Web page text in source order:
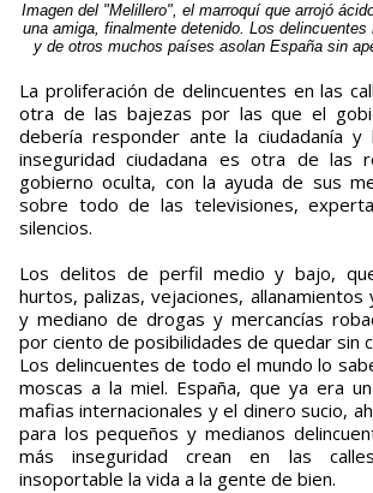
Imagen del "Melillero", el marroquí que arrojó
una amiga, finalmente detenido. Los delincuentes
y de otros muchos países asolan España sin
La proliferación de delincuentes en las calles de España es
otra de las bajezas por las que el
debería responder ante la ciudadanía y
inseguridad ciudadana es otra de las
gobierno oculta, con la ayuda de sus
sobre todo de las televisiones,
silencios.
Los delitos de perfil medio y bajo,
hurtos, palizas, vejaciones,
y mediano de drogas y mercancías
por ciento de posibilidades de quedar sin
Los delincuentes de todo el mundo lo
moscas a la miel. España, que ya era
mafias internacionales y el dinero sucio,
para los pequeños y medianos
más inseguridad crean en las
insoportable la vida a la gente de bien.